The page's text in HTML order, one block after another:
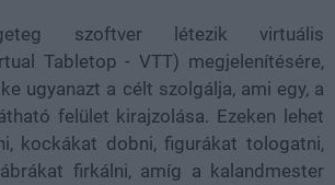
szoftver létezik virtuális
Tabletop - VTT) megjelenítésére,
ugyanazt a célt szolgálja, ami egy, a
felület kirajzolása. Ezeken lehet
kockákat dobni, figurákat tologatni,
firkálni, amíg a kalandmester